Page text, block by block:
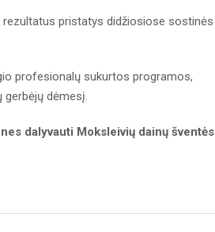
pristatys didžiosiose sostinės
profesionalų sukurtos programos,
gerbėjų dėmesį.
dalyvauti Moksleivių dainų šventės